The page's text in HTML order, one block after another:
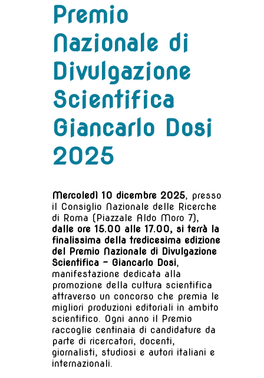
Premio
Nazionale di
Divulgazione
Scientifica
Giancarlo Dosi
2025
Mercoledì 10 dicembre 2025, presso
il Consiglio Nazionale delle Ricerche
di Roma (Piazzale Aldo Moro 7),
dalle ore 15.00 alle 17.00, si terrà la
finalissima della tredicesima edizione
del Premio Nazionale di Divulgazione
Scientifica – Giancarlo Dosi,
manifestazione dedicata alla
promozione della cultura scientifica
attraverso un concorso che premia le
migliori produzioni editoriali in ambito
scientifico. Ogni anno il Premio
raccoglie centinaia di candidature da
parte di ricercatori, docenti,
giornalisti, studiosi e autori italiani e
internazionali.